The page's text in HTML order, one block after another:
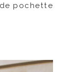
pochette